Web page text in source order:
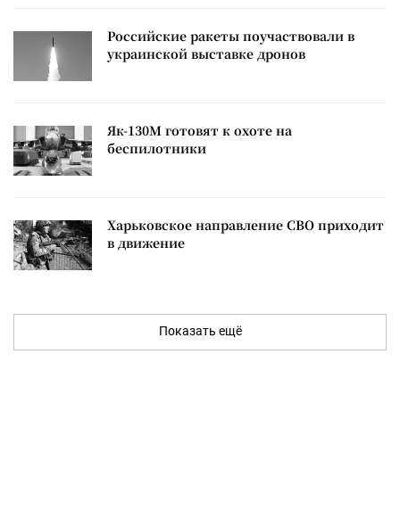
Российские ракеты поучаствовали в
украинской выставке дронов
Як-130М готовят к охоте на
беспилотники
Харьковское направление СВО приходит
в движение
Показать ещё